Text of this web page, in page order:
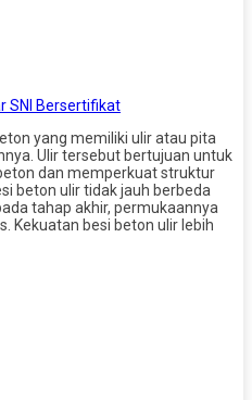
SNI Bersertifikat
yang memiliki ulir atau pita
Ulir tersebut bertujuan untuk
dan memperkuat struktur
beton ulir tidak jauh berbeda
tahap akhir, permukaannya
Kekuatan besi beton ulir lebih